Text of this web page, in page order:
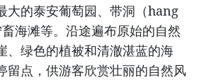
大的泰安葡萄园、带洞（hang
海滩等。沿途遍布原始的自然
、绿色的植被和清澈湛蓝的海
留点，供游客欣赏壮丽的自然风